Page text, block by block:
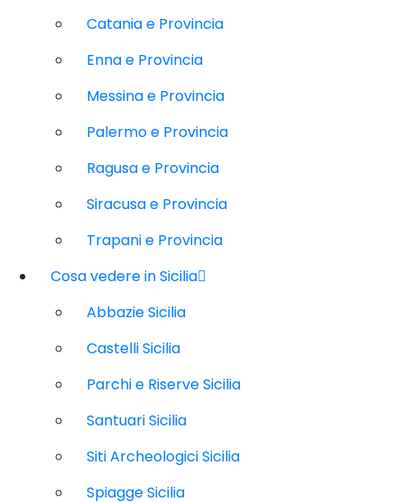
Catania e Provincia
Enna e Provincia
Messina e Provincia
Palermo e Provincia
Ragusa e Provincia
Siracusa e Provincia
Trapani e Provincia
Cosa vedere in Sicilia
Abbazie Sicilia
Castelli Sicilia
Parchi e Riserve Sicilia
Santuari Sicilia
Siti Archeologici Sicilia
Spiagge Sicilia